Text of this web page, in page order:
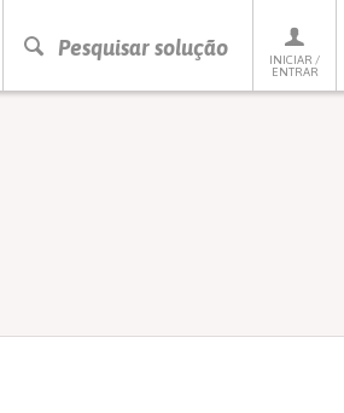
Pesquisar solução
INICIAR /
ENTRAR